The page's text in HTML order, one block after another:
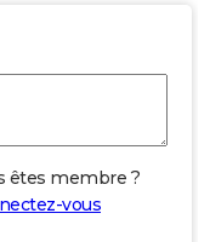
êtes membre ?
vous